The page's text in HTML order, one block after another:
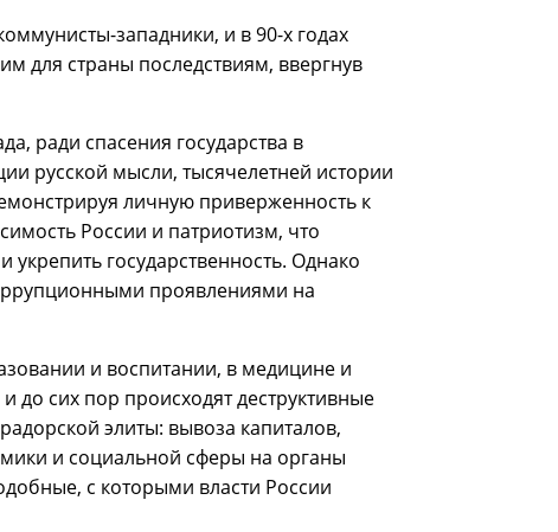
западники, и в 90-х годах
для страны последствиям, ввергнув
ради спасения государства в
русской мысли, тысячелетней истории
личную приверженность к
России и патриотизм, что
государственность. Однако
проявлениями на
и воспитании, в медицине и
сих пор происходят деструктивные
элиты: вывоза капиталов,
и социальной сферы на органы
с которыми власти России